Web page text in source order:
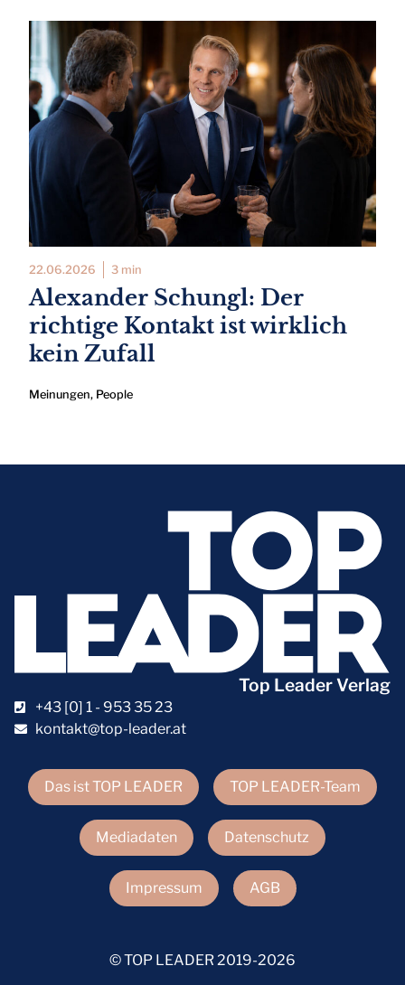
22.06.2026 3 min
Alexander Schungl: Der
richtige Kontakt ist wirklich
kein Zufall
Meinungen, People
Das ist TOP LEADER TOP LEADER-Team
Mediadaten Datenschutz
Impressum AGB
Top Leader Verlag
+43 [0] 1 - 953 35 23
kontakt@top-leader.at
© TOP LEADER 2019-2026